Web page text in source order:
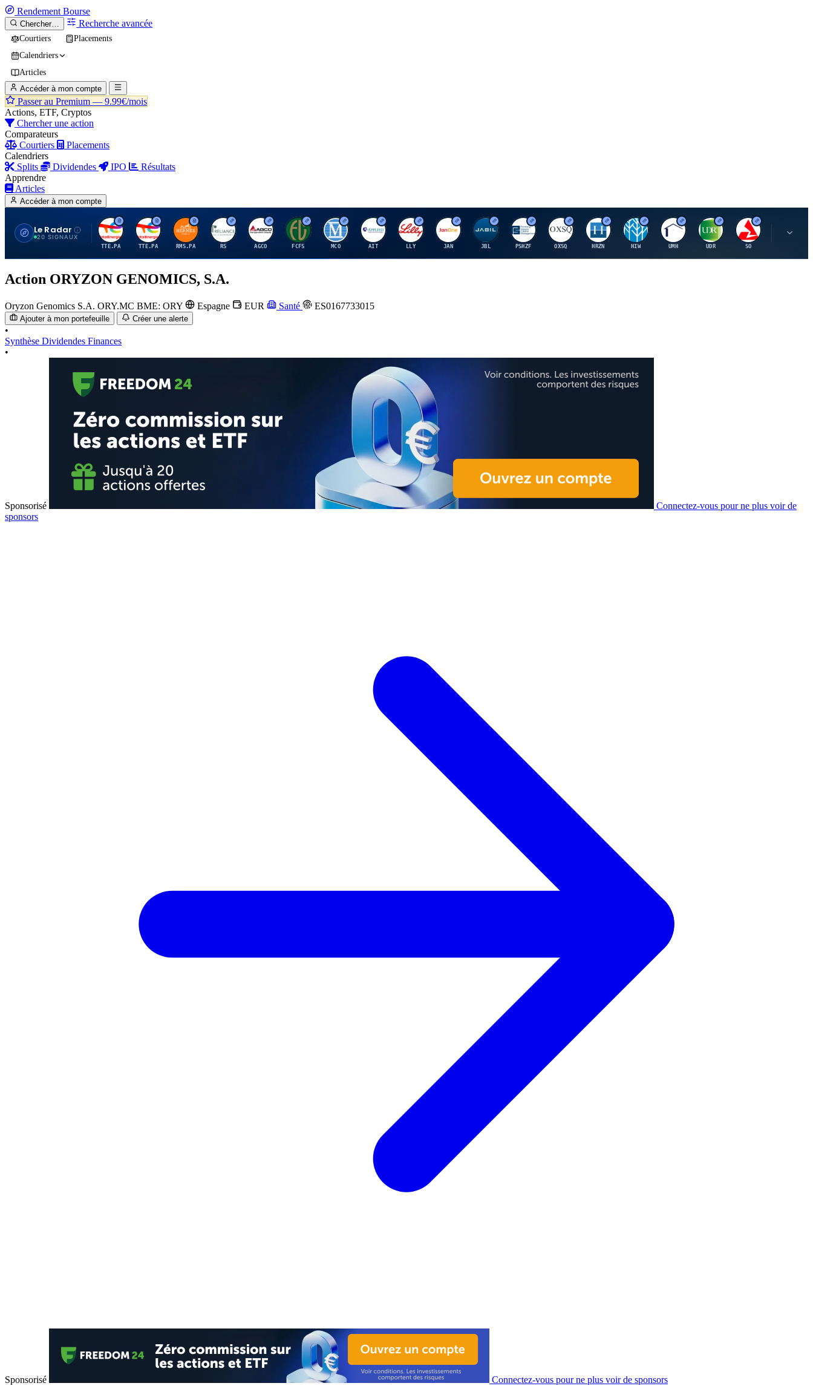
Rendement Bourse
Chercher… Recherche avancée
Courtiers
Placements
Calendriers
Articles
Accéder à mon compte
Passer au Premium — 9.99€/mois
Actions, ETF, Cryptos
Chercher une action
Comparateurs
Courtiers
Placements
Calendriers
Splits
Dividendes IPO
Résultats
Apprendre
Articles
Accéder à mon compte
Le Radar
20 SIGNAUX
T
TTE.PA
T
TTE.PA
H
RMS.PA
R
RS
A
AGCO
F
FCFS
M
MCO
A
AIT
E
LLY
J
JAN
J
JBL
P
PSHZF
O
OXSQ
H
HRZN
H
HIW
U
UMH
U
UDR
S
SO
S
Action ORYZON GENOMICS, S.A.
Oryzon Genomics S.A. ORY.MC BME: ORY Espagne EUR Santé ES0167733015
Ajouter à mon portefeuille Créer une alerte
•
Synthèse Dividendes Finances
•
Sponsorisé
Connectez-vous pour ne plus voir de
sponsors
Sponsorisé Connectez-vous pour ne plus voir de sponsors